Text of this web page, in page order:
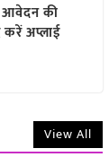
आवेदन की
अप्लाई
View All